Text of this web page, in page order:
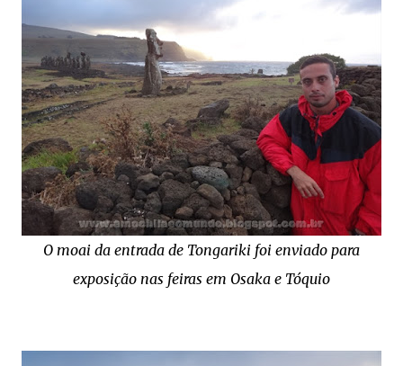
O moai da entrada de Tongariki foi enviado para
exposição nas feiras em Osaka e Tóquio